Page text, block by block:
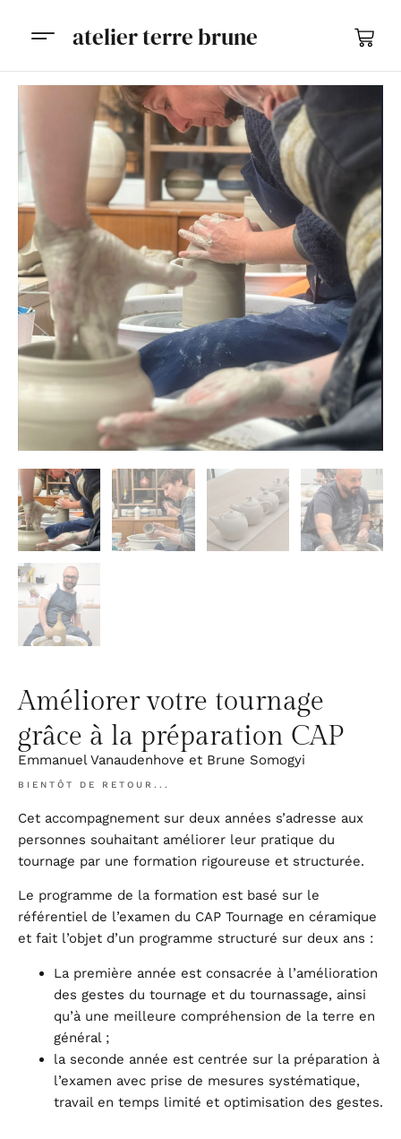
atelier terre brune
Améliorer votre tournage
grâce à la préparation CAP
Emmanuel Vanaudenhove et Brune Somogyi
BIENTÔT DE RETOUR...
Cet accompagnement sur deux années s’adresse aux
personnes souhaitant améliorer leur pratique du
tournage par une formation rigoureuse et structurée.
Le programme de la formation est basé sur le
référentiel de l’examen du CAP Tournage en céramique
et fait l’objet d’un programme structuré sur deux ans :
La première année est consacrée à l’amélioration
des gestes du tournage et du tournassage, ainsi
qu’à une meilleure compréhension de la terre en
général ;
la seconde année est centrée sur la préparation à
l’examen avec prise de mesures systématique,
travail en temps limité et optimisation des gestes.